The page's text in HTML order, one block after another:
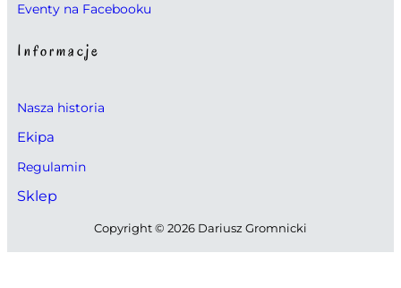
Eventy na Facebooku
Informacje
Nasza historia
Ekipa
Regulamin
Sklep
Copyright © 2026 Dariusz Gromnicki